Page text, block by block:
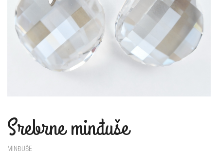
Srebrne minđuše
MINĐUŠE